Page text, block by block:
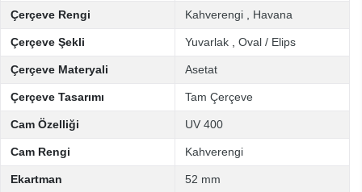
Çerçeve Rengi Kahverengi Havana
Çerçeve Şekli Yuvarlak Oval / Elips
Çerçeve Materyali Asetat
Çerçeve Tasarımı Tam Çerçeve
Cam Özelliği UV 400
Cam Rengi Kahverengi
Ekartman 52 mm